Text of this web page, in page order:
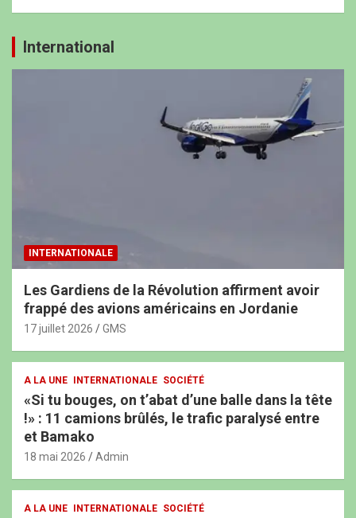
International
INTERNATIONALE
Les Gardiens de la Révolution affirment avoir
frappé des avions américains en Jordanie
17 juillet 2026 GMS
A LA UNE INTERNATIONALE SOCIÉTÉ
«Si tu bouges, on t’abat d’une balle dans la tête
!» : 11 camions brûlés, le trafic paralysé entre
et Bamako
18 mai 2026 Admin
A LA UNE INTERNATIONALE SOCIÉTÉ